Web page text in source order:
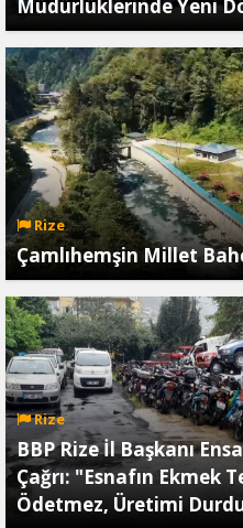
Müdürlüklerinde Yeni
Rize
Çamlıhemşin Millet
Rize
BBP Rize İl Başkanı
Çağrı: "Esnafın Ekmek
Ödetmez, Üretimi